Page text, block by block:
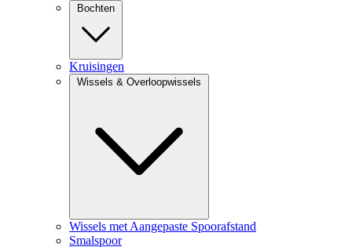
Bochten
Kruisingen
Wissels & Overloopwissels
Wissels met Aangepaste Spoorafstand
Smalspoor